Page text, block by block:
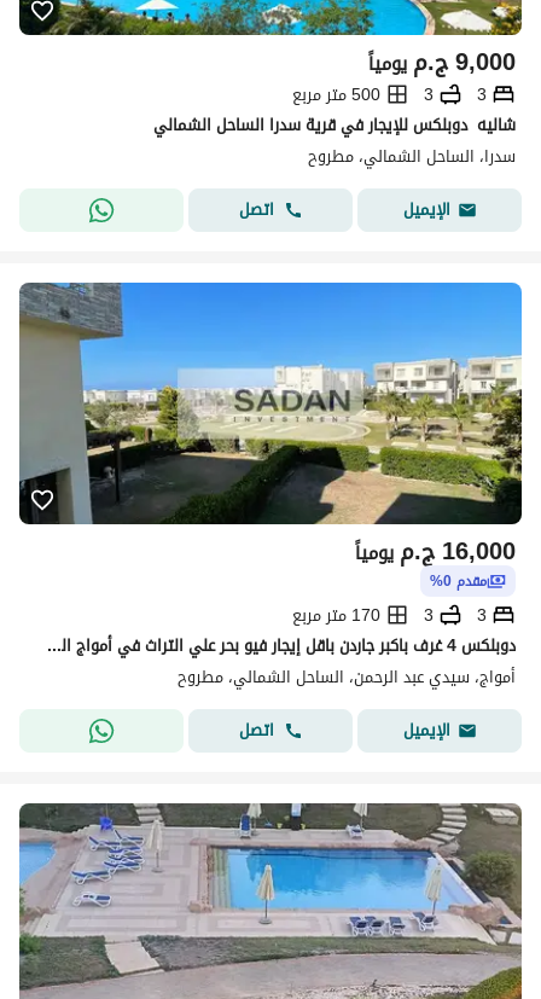
ج.م9,000 يومياً
3
3
500 متر مربع
‏شاليه ‏ دوبلكس للإيجار في قرية سدرا الساحل الشمالي
سدرا، الساحل الشمالي، مطروح
الإيميل
اتصل
ج.م16,000 يومياً
مقدم 0%
3
3
170 متر مربع
دوبلكس 4 غرف باكبر جاردن باقل إيجار فيو بحر علي التراث في أمواج الساحل الشمالي – مفروش بالكامل بالتكييفات Amwaj North Coast
أمواج، سيدي عبد الرحمن، الساحل الشمالي، مطروح
الإيميل
اتصل